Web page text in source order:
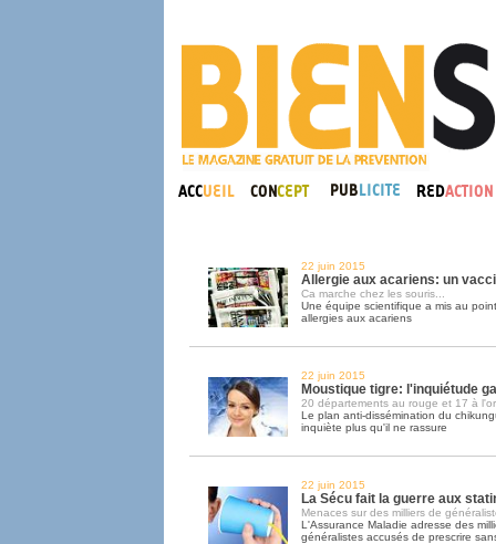
22 juin 2015
Allergie aux acariens: un
Ca marche chez les souris...
Une équipe scientifique a mis au
allergies aux acariens
22 juin 2015
Moustique tigre: l'inquiétude
20 départements au rouge et 17 à
Le plan anti-dissémination du
inquiète plus qu'il ne rassure
22 juin 2015
La Sécu fait la guerre aux
Menaces sur des milliers de
L'Assurance Maladie adresse des
généralistes accusés de prescrire